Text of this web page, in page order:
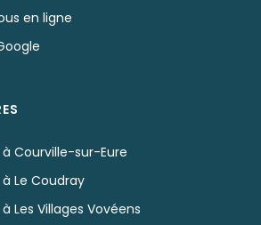
en ligne
Courville-sur-Eure
Le Coudray
Les Villages Vovéens